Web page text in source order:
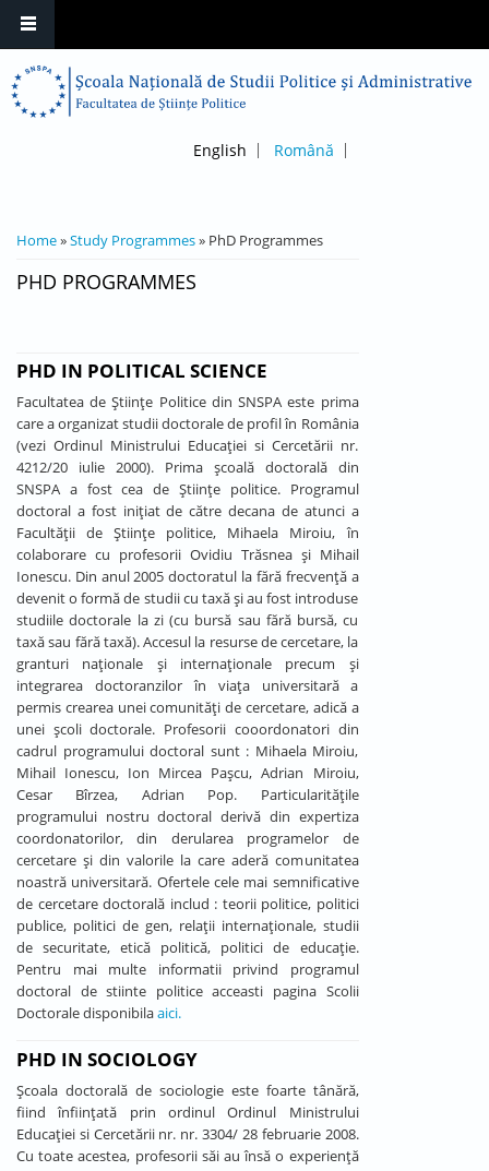
English Română
YOU ARE HERE
Home»Study Programmes» PhD Programmes
PHD PROGRAMMES
PHD IN POLITICAL SCIENCE
Facultatea de Ştiinţe Politice din SNSPA este prima
care a organizat studii doctorale de profil în România
(vezi Ordinul Ministrului Educaţiei si Cercetării nr.
4212/20 iulie 2000). Prima şcoală doctorală din
SNSPA a fost cea de Ştiinţe politice. Programul
doctoral a fost iniţiat de către decana de atunci a
Facultăţii de Ştiinţe politice, Mihaela Miroiu, în
colaborare cu profesorii Ovidiu Trăsnea şi Mihail
Ionescu. Din anul 2005 doctoratul la fără frecvenţă a
devenit o formă de studii cu taxă şi au fost introduse
studiile doctorale la zi (cu bursă sau fără bursă, cu
taxă sau fără taxă). Accesul la resurse de cercetare, la
granturi naţionale şi internaţionale precum şi
integrarea doctoranzilor în viaţa universitară a
permis crearea unei comunităţi de cercetare, adică a
unei şcoli doctorale. Profesorii cooordonatori din
cadrul programului doctoral sunt : Mihaela Miroiu,
Mihail Ionescu, Ion Mircea Paşcu, Adrian Miroiu,
Cesar Bîrzea, Adrian Pop. Particularităţile
programului nostru doctoral derivă din expertiza
coordonatorilor, din derularea programelor de
cercetare şi din valorile la care aderă comunitatea
noastră universitară. Ofertele cele mai semnificative
de cercetare doctorală includ : teorii politice, politici
publice, politici de gen, relaţii internaţionale, studii
de securitate, etică politică, politici de educaţie.
Pentru mai multe informatii privind programul
doctoral de stiinte politice acceasti pagina Scolii
Doctorale disponibilaaici.
PHD IN SOCIOLOGY
Şcoala doctorală de sociologie este foarte tânără,
fiind înfiinţată prin ordinul Ordinul Ministrului
Educaţiei si Cercetării nr. nr. 3304/ 28 februarie 2008.
Cu toate acestea, profesorii săi au însă o experienţă